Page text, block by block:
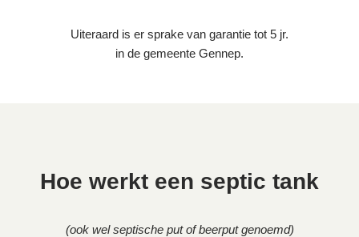
Uiteraard is er sprake van garantie tot 5 jr.
in de gemeente Gennep.
Hoe werkt een septic tank
(ook wel septische put of beerput genoemd)